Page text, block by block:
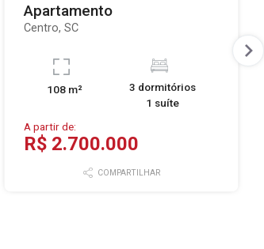
Apartamento
Centro, SC
108 m²
3 dormitórios
1 suíte
A partir de:
R$ 2.700.000
COMPARTILHAR